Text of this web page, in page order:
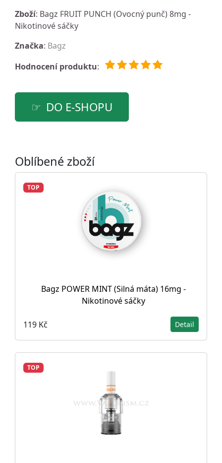
Zboží: Bagz FRUIT PUNCH (Ovocný punč) 8mg -
Nikotinové sáčky
Značka: Bagz
Hodnocení produktu:
DO E-SHOPU
Oblíbené zboží
TOP
Bagz POWER MINT (Silná máta) 16mg -
Nikotinové sáčky
119 Kč Detail
TOP